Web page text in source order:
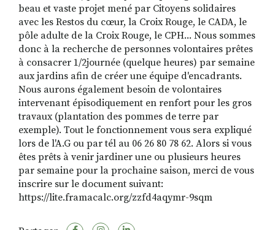
beau et vaste projet mené par Citoyens solidaires
avec les Restos du cœur, la Croix Rouge, le CADA, le
pôle adulte de la Croix Rouge, le CPH... Nous sommes
donc à la recherche de personnes volontaires prêtes
à consacrer 1/2journée (quelque heures) par semaine
aux jardins afin de créer une équipe d'encadrants.
Nous aurons également besoin de volontaires
intervenant épisodiquement en renfort pour les gros
travaux (plantation des pommes de terre par
exemple). Tout le fonctionnement vous sera expliqué
lors de l'A.G ou par tél au 06 26 80 78 62. Alors si vous
êtes prêts à venir jardiner une ou plusieurs heures
par semaine pour la prochaine saison, merci de vous
inscrire sur le document suivant:
https://lite.framacalc.org/zzfd4aqymr-9sqm